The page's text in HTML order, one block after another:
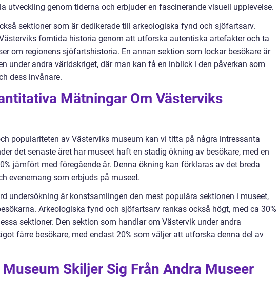
utveckling genom tiderna och erbjuder en fascinerande visuell upplevelse.
sektioner som är dedikerade till arkeologiska fynd och sjöfartsarv.
forntida historia genom att utforska autentiska artefakter och ta
om regionens sjöfartshistoria. En annan sektion som lockar besökare är
under andra världskriget, där man kan få en inblick i den påverkan som
dess invånare.
Mätningar Om Västerviks
populariteten av Västerviks museum kan vi titta på några intressanta
det senaste året har museet haft en stadig ökning av besökare, med en
jämfört med föregående år. Denna ökning kan förklaras av det breda
evenemang som erbjuds på museet.
undersökning är konstsamlingen den mest populära sektionen i museet,
Arkeologiska fynd och sjöfartsarv rankas också högt, med ca 30%
sektioner. Den sektion som handlar om Västervik under andra
färre besökare, med endast 20% som väljer att utforska denna del av
Skiljer Sig Från Andra Museer